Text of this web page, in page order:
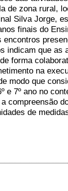
de zona rural,
Silva Jorge,
finais do
indicam que as
forma
na
modo que
e 7º ano no
compreensão
de